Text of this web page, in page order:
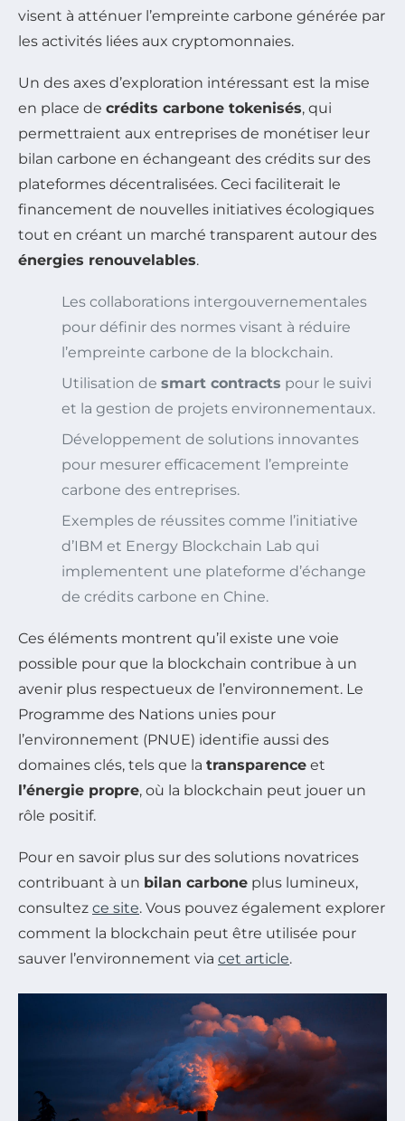
visent à atténuer l’empreinte carbone générée par
les activités liées aux cryptomonnaies.
Un des axes d’exploration intéressant est la mise
en place de crédits carbone tokenisés, qui
permettraient aux entreprises de monétiser leur
bilan carbone en échangeant des crédits sur des
plateformes décentralisées. Ceci faciliterait le
financement de nouvelles initiatives écologiques
tout en créant un marché transparent autour des
énergies renouvelables.
Les collaborations intergouvernementales
pour définir des normes visant à réduire
l’empreinte carbone de la blockchain.
Utilisation de smart contracts pour le suivi
et la gestion de projets environnementaux.
Développement de solutions innovantes
pour mesurer efficacement l’empreinte
carbone des entreprises.
Exemples de réussites comme l’initiative
d’IBM et Energy Blockchain Lab qui
implementent une plateforme d’échange
de crédits carbone en Chine.
Ces éléments montrent qu’il existe une voie
possible pour que la blockchain contribue à un
avenir plus respectueux de l’environnement. Le
Programme des Nations unies pour
l’environnement (PNUE) identifie aussi des
domaines clés, tels que la transparence et
l’énergie propre, où la blockchain peut jouer un
rôle positif.
Pour en savoir plus sur des solutions novatrices
contribuant à un bilan carbone plus lumineux,
consultez ce site. Vous pouvez également explorer
comment la blockchain peut être utilisée pour
sauver l’environnement via cet article.